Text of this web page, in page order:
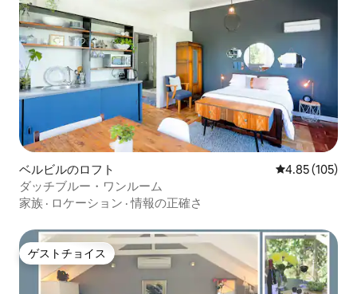
ベルビルのロフト レビュー105
4.85 (105)
ダッチブルー・ワンルーム
家族 · ロケーション ·情報の正確さ
ゲストチョイス
ゲストチョイス